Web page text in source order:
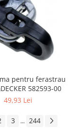
pentru ferastrau
582593-00
49,93 Lei
3 ... 244